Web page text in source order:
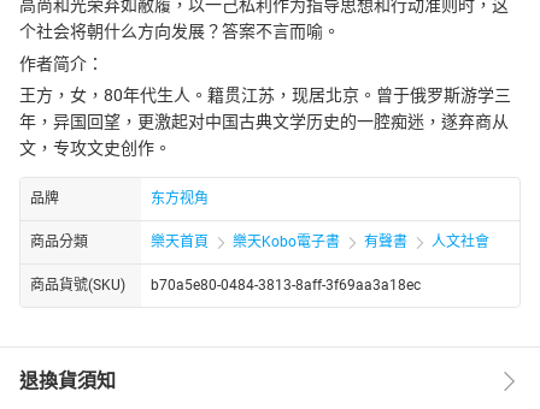
高尚和光荣弃如敝履，以一己私利作为指导思想和行动准则时，这
个社会将朝什么方向发展？答案不言而喻。
作者简介：
王方，女，80年代生人。籍贯江苏，现居北京。曾于俄罗斯游学三
年，异国回望，更激起对中国古典文学历史的一腔痴迷，遂弃商从
文，专攻文史创作。
品牌 东方视角
商品分類 樂天首頁 樂天Kobo電子書 有聲書 人文社會
商品貨號(SKU) b70a5e80-0484-3813-8aff-3f69aa3a18ec
退換貨須知